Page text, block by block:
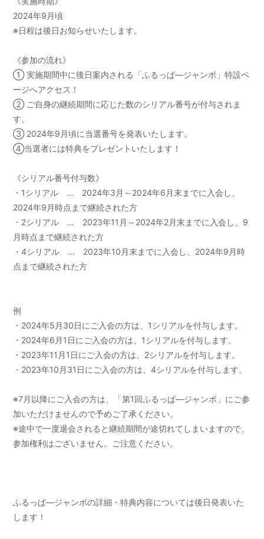
会員登録
2024年9月頃
※日程は後日お知らせいたします。
《参加の流れ》
① 実施期間中に後日案内される「ふるっぱ―ジャンボ」特設ペ
ージへアクセス！
② ご自身の継続期間に応じた数のシリアル番号が付与されま
す。
③ 2024年9月頃に当選番号を発表いたします。
④当選者には特典をプレゼントいたします！
《シリアル番号付与数》
・1シリアル … 2024年3月～2024年6月末までに入会し、
2024年9月時点まで継続された方
・2シリアル … 2023年11月～2024年2月末までに入会し、9
月時点まで継続された方
・4シリアル … 2023年10月末までに入会し、2024年9月時
点まで継続された方
例
・2024年5月30日にご入会の方は、1シリアルを付与します。
・2024年6月1日にご入会の方は、1シリアルを付与します。
・2023年11月1日にご入会の方は、2シリアルを付与します。
・2023年10月31日にご入会の方は、4シリアルを付与します。
※7月以降にご入会の方は、「第1回ふるっぱ―ジャンボ」にご参
加いただけませんので予めご了承ください。
※途中で一度退会されると継続期間が途切れてしまいますので、
参加権利はございません。ご注意ください。
ふるっぱ―ジャンボの詳細・特典内容については後日発表いた
します！